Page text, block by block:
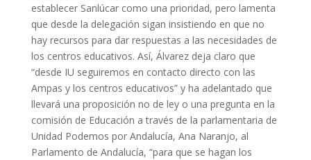
establecer Sanlúcar como una prioridad, pero lamenta
que desde la delegación sigan insistiendo en que no
hay recursos para dar respuestas a las necesidades de
los centros educativos. Así, Álvarez deja claro que
“desde IU seguiremos en contacto directo con las
Ampas y los centros educativos” y ha adelantado que
llevará una proposición no de ley o una pregunta en la
comisión de Educación a través de la parlamentaria de
Unidad Podemos por Andalucía, Ana Naranjo, al
Parlamento de Andalucía, “para que se hagan los